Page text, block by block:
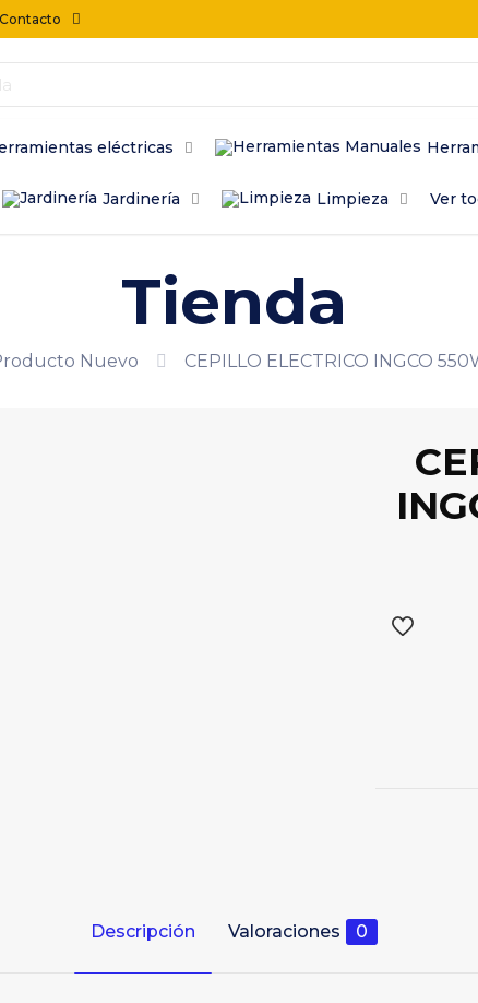
Contacto
eléctricas
Jardinería Limpieza Ver
Tienda
Nuevo CEPILLO ELECTRICO INGCO
Descripción Valoraciones 0